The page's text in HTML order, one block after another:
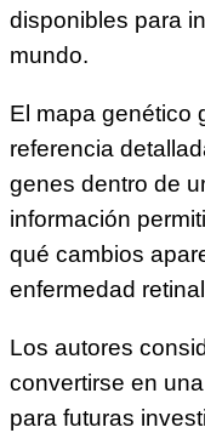
disponibles para
mundo.
El mapa genético
referencia
genes dentro de
información
qué cambios
enfermedad
Los autores
convertirse en
para futuras